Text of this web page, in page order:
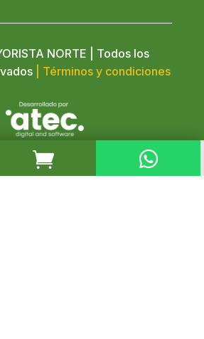
NORTE | Todos los
| Términos y condiciones
 